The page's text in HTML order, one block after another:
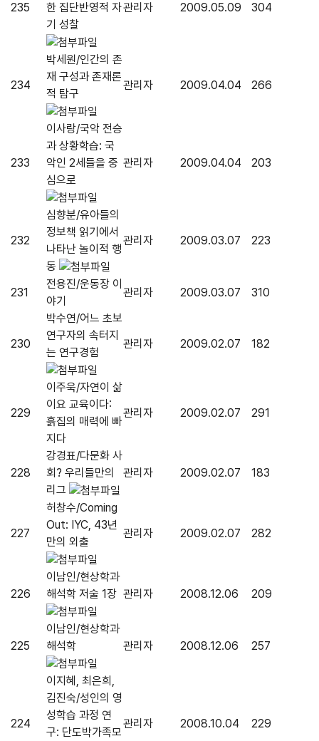
235
한 집단반영적 자
기 성찰
관리자 2009.05.09 304
234
박세원/인간의 존
재 구성과 존재론
적 탐구
관리자 2009.04.04 266
233
이사랑/국악 전승
과 상황학습: 국
악인 2세들을 중
심으로
관리자 2009.04.04 203
232
심향분/유아들의
정보책 읽기에서
나타난 놀이적 행
동
관리자 2009.03.07 223
231
전용진/운동장 이
야기
관리자 2009.03.07 310
230
박수연/어느 초보
연구자의 속터지
는 연구경험
관리자 2009.02.07 182
229
이주욱/자연이 삶
이요 교육이다:
흙집의 매력에 빠
지다
관리자 2009.02.07 291
228
강경표/다문화 사
회? 우리들만의
리그
관리자 2009.02.07 183
227
허창수/Coming
Out: IYC, 43년
만의 외출
관리자 2009.02.07 282
226
이남인/현상학과
해석학 저술 1장 관리자 2008.12.06 209
225
이남인/현상학과
해석학
관리자 2008.12.06 257
224
이지혜, 최은희,
김진숙/성인의 영
성학습 과정 연
구: 단도박가족모
관리자 2008.10.04 229